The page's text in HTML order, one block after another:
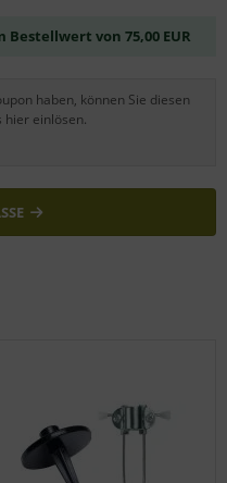
von 75,00 EUR
haben, können Sie diesen
hier einlösen.